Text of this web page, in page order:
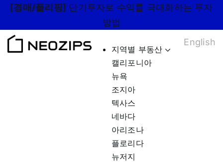
Skip
content
[경매/플리핑] 단기투자로 수익률 극대화하는 투자
방법
지역별 부동산
캘리포니아
뉴욕
조지아
텍사스
네바다
아리조나
플로리다
뉴저지
English